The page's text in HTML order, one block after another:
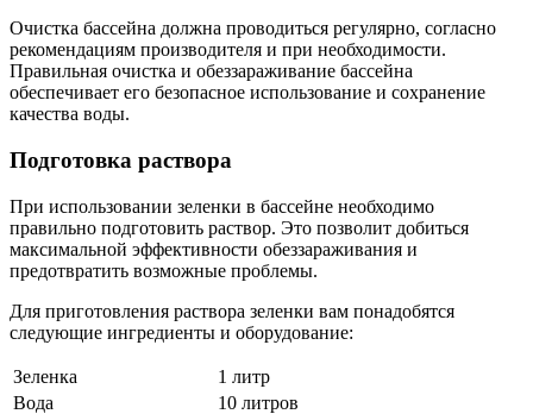
Очистка бассейна должна проводиться регулярно, согласно
рекомендациям производителя и при необходимости.
Правильная очистка и обеззараживание бассейна
обеспечивает его безопасное использование и сохранение
качества воды.
Подготовка раствора
При использовании зеленки в бассейне необходимо
правильно подготовить раствор. Это позволит добиться
максимальной эффективности обеззараживания и
предотвратить возможные проблемы.
Для приготовления раствора зеленки вам понадобятся
следующие ингредиенты и оборудование:
Зеленка
1 литр
Вода
10 литров